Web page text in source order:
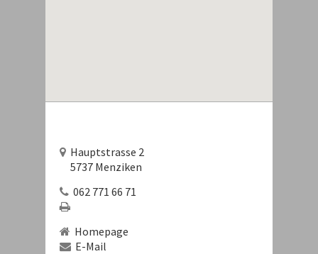
Hauptstrasse 2
5737 Menziken
062 771 66 71
Homepage
E-Mail